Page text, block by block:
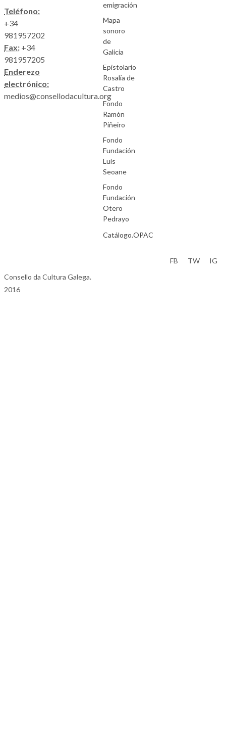
Teléfono:
+34
981957202
Fax: +34
981957205
Enderezo
electrónico:
medios@consellodacultura.org
emigración
Mapa
sonoro
de
Galicia
Epistolario
Rosalía de
Castro
Fondo
Ramón
Piñeiro
Fondo
Fundación
Luís
Seoane
Fondo
Fundación
Otero
Pedrayo
Catálogo.OPAC
Consello da Cultura Galega.
2016
FB TW IG